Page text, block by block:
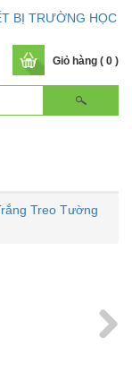
Giỏ hàng ( 0 )
Treo Tường